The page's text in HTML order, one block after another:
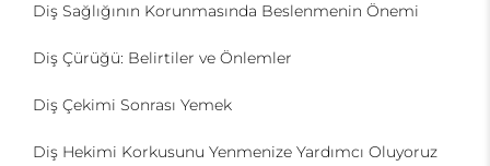
Diş Sağlığının Korunmasında Beslenmenin Önemi
Diş Çürüğü: Belirtiler ve Önlemler
Diş Çekimi Sonrası Yemek
Diş Hekimi Korkusunu Yenmenize Yardımcı Oluyoruz